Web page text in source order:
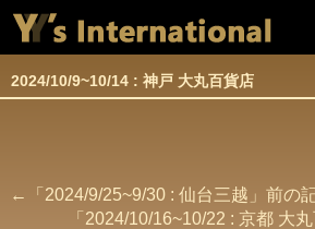
2024/10/9~10/14 : 神戸 大丸百貨店
←「 2024/9/25~9/30 : 仙台三越 」前
「 2024/10/16~10/22 : 京都 大